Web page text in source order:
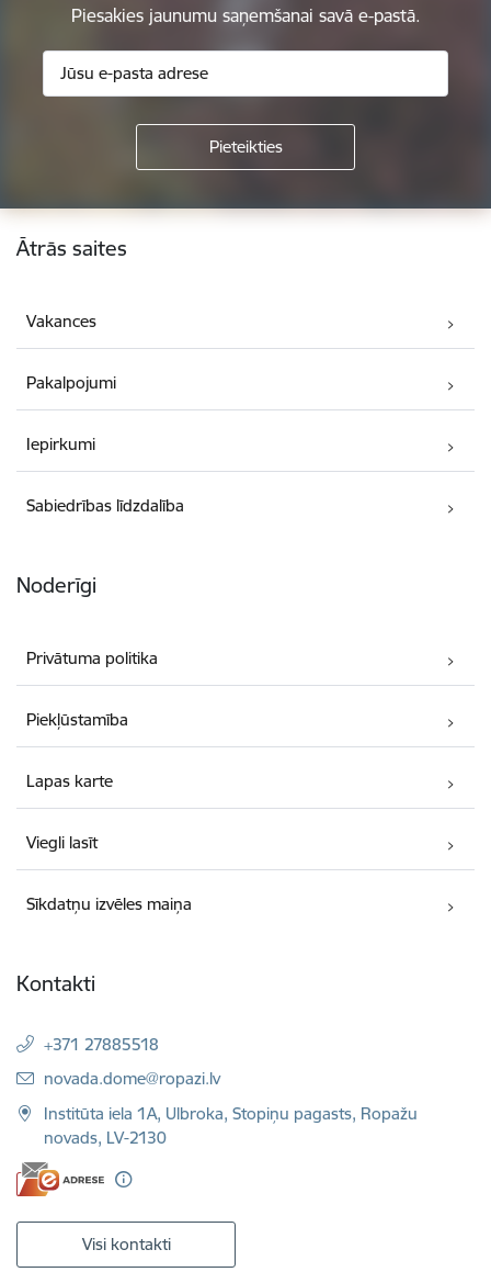
Piesakies jaunumu saņemšanai savā e-pastā.
Kājene
Ātrās saites
Vakances
Pakalpojumi
Iepirkumi
Sabiedrības līdzdalība
Noderīgi
Privātuma politika
Piekļūstamība
Lapas karte
Viegli lasīt
Sīkdatņu izvēles maiņa
Kontakti
+371 27885518
E-pasts:
novada.dome@ropazi.lv
Institūta iela 1A, Ulbroka, Stopiņu pagasts, Ropažu
novads, LV-2130
Visi kontakti